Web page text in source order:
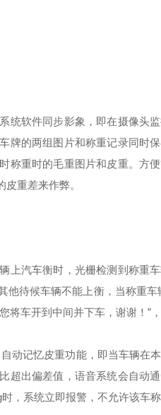
统软件同步影象，即在摄像头
牌的两组图片和称重记录同时
称重时的毛重图片和皮重。方
重差来作弊。
汽车衡时，光栅检测到称重
待候车辆不能上衡，当称重
车开到中间并下车，谢谢！”
动记忆皮重功能，即当车辆在
超出偏差值，语音系统会自动
，系统立即报警，不允许该车称